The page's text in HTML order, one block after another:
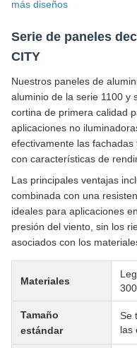
más diseños
Serie de paneles
CITY
Nuestros paneles de
aluminio de la serie 1100 y
cortina de primera calidad
aplicaciones no
efectivamente las
con características de
Las principales ventajas
combinada con una
ideales para aplicaciones
presión del viento, sin los
asociados con los
Materiales
Tamaño
estándar
Se
las